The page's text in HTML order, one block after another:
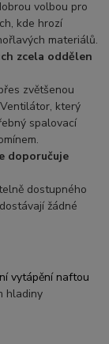
volbou pro
kde hrozí
materiálů.
zcela oddělen
zvětšenou
který
spalovací
doporučuje
dostupného
žádné
vytápění naftou
hladiny